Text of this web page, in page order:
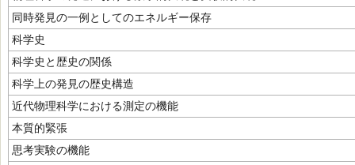
同時発見の一例としてのエネルギー保存
科学史
科学史と歴史の関係
科学上の発見の歴史構造
近代物理科学における測定の機能
本質的緊張
思考実験の機能